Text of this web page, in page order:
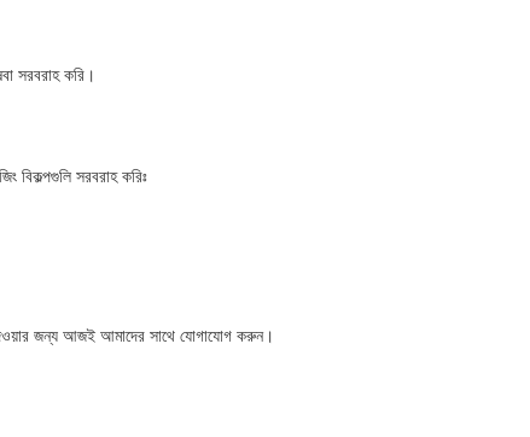
সরবরাহ করি।
বিকল্পগুলি সরবরাহ করিঃ
জন্য আজই আমাদের সাথে যোগাযোগ করুন।